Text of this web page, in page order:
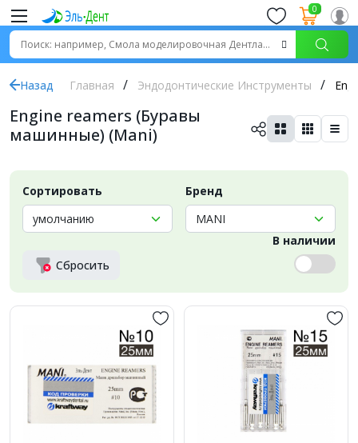
0
Назад Главная Эндодонтические Инструменты
Engine reamers (Буравы
машинные) (Mani)
Сортировать Бренд
Сбросить
В наличии